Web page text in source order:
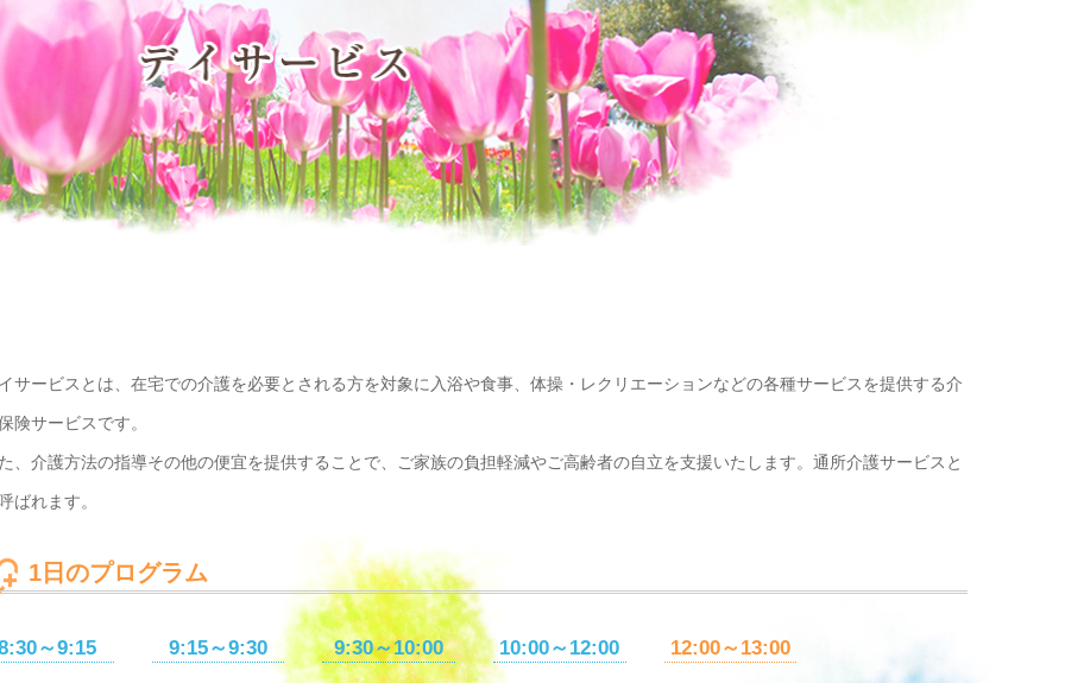
サービスとは、在宅での介護を必要とされる方を対象に入浴や食事、体操・レクリエーションなどの各種サービスを提供する介
険サービスです。
、介護方法の指導その他の便宜を提供することで、ご家族の負担軽減やご高齢者の自立を支援いたします。通所介護サービスと
ばれます。
1日のプログラム
～9:15 9:15～9:30 9:30～10:00 10:00～12:00 12:00～13:00